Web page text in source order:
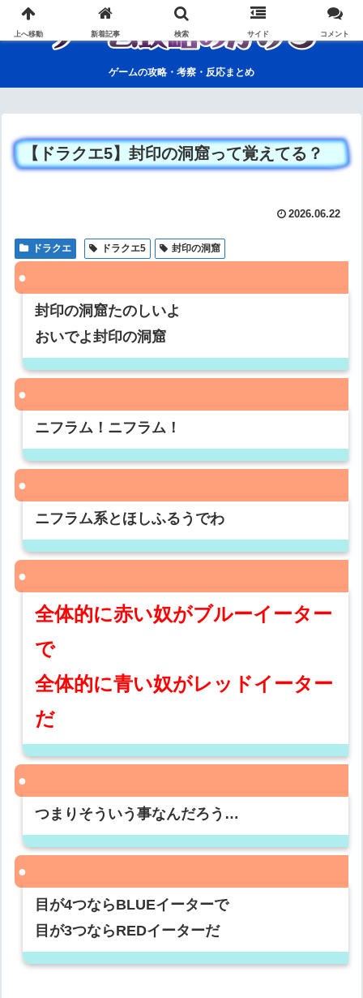
ゲームの攻略・考察・反応まとめ
【ドラクエ5】封印の洞窟って覚えてる？
2026.06.22
ドラクエ ドラクエ5 封印の洞窟
封印の洞窟たのしいよ
おいでよ封印の洞窟
ニフラム！ニフラム！
ニフラム系とほしふるうでわ
全体的に赤い奴がブルーイーター
で
全体的に青い奴がレッドイーター
だ
つまりそういう事なんだろう…
目が4つならBLUEイーターで
目が3つならREDイーターだ
上へ移動 新着記事 検索 サイド コメント